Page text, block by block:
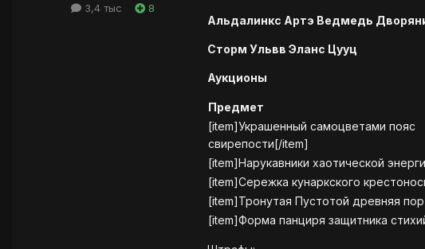
3,4 тыс 8
Альдалинкс Артэ Ведмедь
Сторм Ульвв Эланс Цууц
Аукционы
Предмет
[item]Украшенный самоцветами пояс
свирепости[/item]
[item]Нарукавники хаотической
[item]Сережка кунаркского
[item]Тронутая Пустотой древняя
[item]Форма панциря защитника